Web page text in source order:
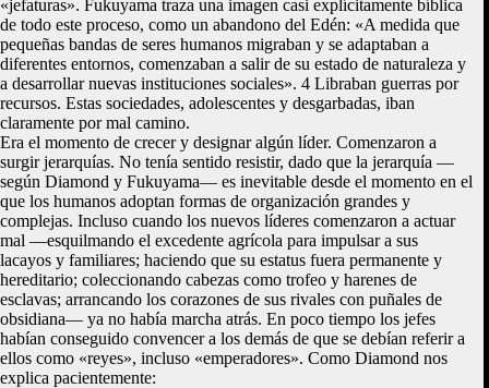
«jefaturas». Fukuyama traza una imagen casi explícitamente bíblica
de todo este proceso, como un abandono del Edén: «A medida que
pequeñas bandas de seres humanos migraban y se adaptaban a
diferentes entornos, comenzaban a salir de su estado de naturaleza y
a desarrollar nuevas instituciones sociales». 4 Libraban guerras por
recursos. Estas sociedades, adolescentes y desgarbadas, iban
claramente por mal camino.
Era el momento de crecer y designar algún líder. Comenzaron a
surgir jerarquías. No tenía sentido resistir, dado que la jerarquía —
según Diamond y Fukuyama— es inevitable desde el momento en el
que los humanos adoptan formas de organización grandes y
complejas. Incluso cuando los nuevos líderes comenzaron a actuar
mal —esquilmando el excedente agrícola para impulsar a sus
lacayos y familiares; haciendo que su estatus fuera permanente y
hereditario; coleccionando cabezas como trofeo y harenes de
esclavas; arrancando los corazones de sus rivales con puñales de
obsidiana— ya no había marcha atrás. En poco tiempo los jefes
habían conseguido convencer a los demás de que se debían referir a
ellos como «reyes», incluso «emperadores». Como Diamond nos
explica pacientemente: